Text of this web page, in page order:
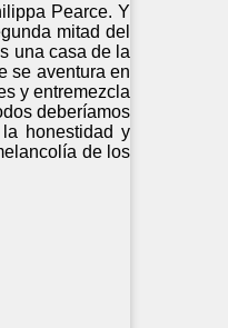
Pearce. Y
mitad del
una casa de la
se aventura en
y entremezcla
deberíamos
honestidad y
de los